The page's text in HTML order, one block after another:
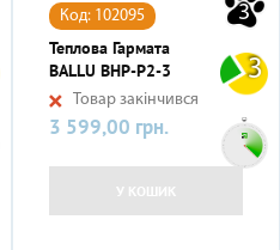
3
3
Код: 102095
Теплова Гармата
BALLU BHP-P2-3
Товар закінчився
Ціна
3 599,00 грн.
У КОШИК